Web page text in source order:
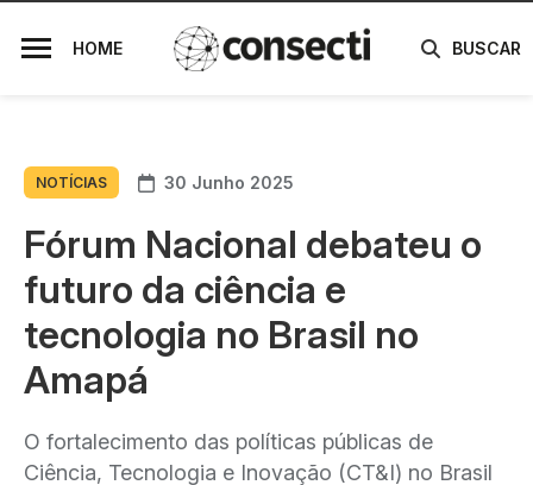
HOME BUSCAR
NOTÍCIAS 30 Junho 2025
Fórum Nacional debateu o
futuro da ciência e
tecnologia no Brasil no
Amapá
O fortalecimento das políticas públicas de
Ciência, Tecnologia e Inovação (CT&I) no Brasil